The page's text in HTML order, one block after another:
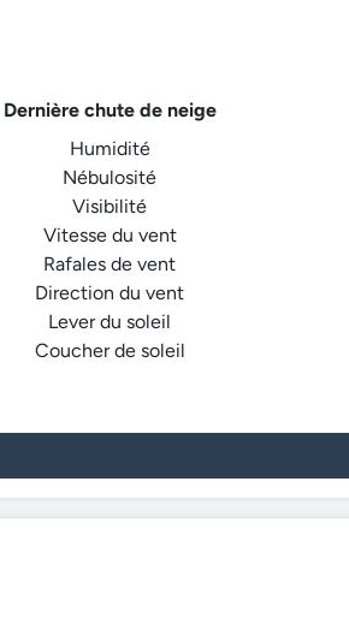
Dernière chute de neige
Humidité
Nébulosité
Visibilité
Vitesse du vent
Rafales de vent
Direction du vent
Lever du soleil
Coucher de soleil